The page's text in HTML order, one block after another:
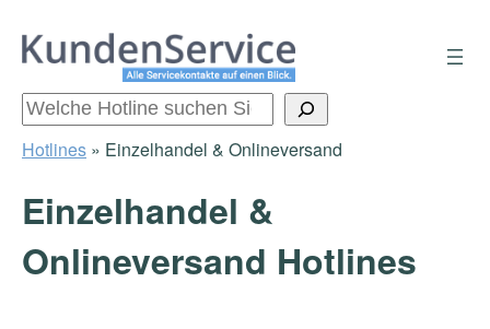
Zum
Inhalt
Suchen
Hotlines » Einzelhandel & Onlineversand
Einzelhandel &
Onlineversand Hotlines